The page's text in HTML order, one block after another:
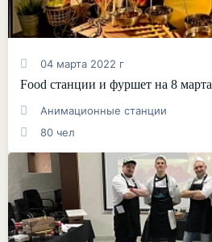
04 марта 2022 г
Food станции и фуршет на 8 марта
Анимационные станции
80 чел